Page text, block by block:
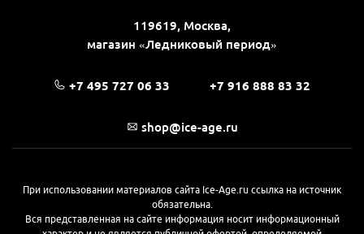
119619, Москва,
магазин «Ледниковый период»
+7 495 727 06 33 +7 916 888 83 32
shop@ice-age.ru
При использовании материалов сайта Ice-Age.ru ссылка на источник
обязательна.
Вся представленная на сайте информация носит информационный